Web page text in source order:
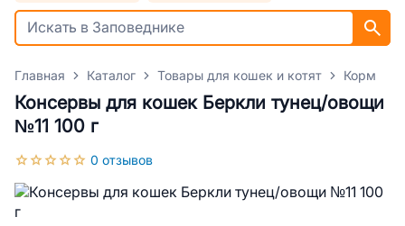
Главная Каталог Товары для кошек и котят Корм
Консервы для кошек Беркли тунец/овощи
№11 100 г
0 отзывов